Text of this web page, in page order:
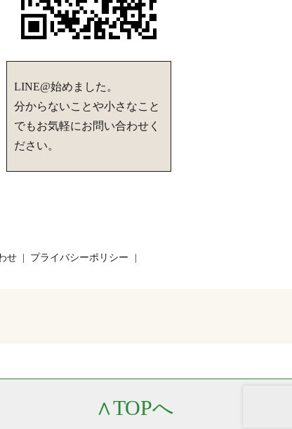
LINE@始めました。
分からないことや小さなこと
でもお気軽にお問い合わせく
ださい。
∧TOPへ
せ
プライバシーポリシー